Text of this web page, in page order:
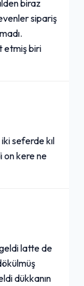
biraz
sipariş
etmiş biri
seferde kıl
on kere ne
latte de
dükkanın